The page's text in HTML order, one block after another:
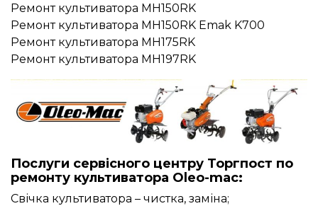
Ремонт культиватора MH150RK
Ремонт культиватора MH150RK Emak K700
Ремонт культиватора MH175RK
Ремонт культиватора MH197RK
Послуги сервісного центру Торгпост по
ремонту культиватора Oleo-mac:
Свічка культиватора – чистка, заміна;